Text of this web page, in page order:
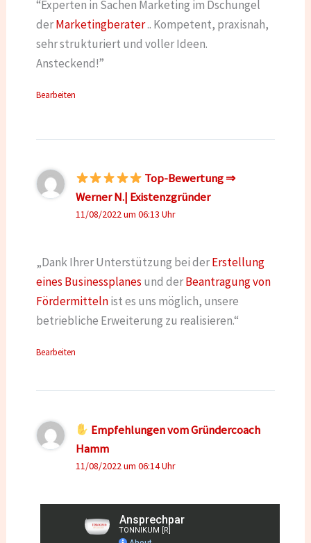
“Experten in Sachen Marketing im Dschungel
derMarketingberater.. Kompetent, praxisnah,
sehr strukturiert und voller Ideen.
Ansteckend!”
Bearbeiten
Top-Bewertung ⇒
Werner N.| Existenzgründer
11/08/2022 um 06:13 Uhr
„Dank Ihrer Unterstützung bei derErstellung
eines Businessplanes und derBeantragung von
Fördermittelnist es uns möglich, unsere
betriebliche Erweiterung zu realisieren.“
Bearbeiten
Empfehlungen vom Gründercoach
Hamm
11/08/2022 um 06:14 Uhr